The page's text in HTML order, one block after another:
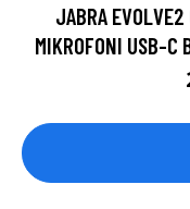
JABRA
MIKROFONI USB-C